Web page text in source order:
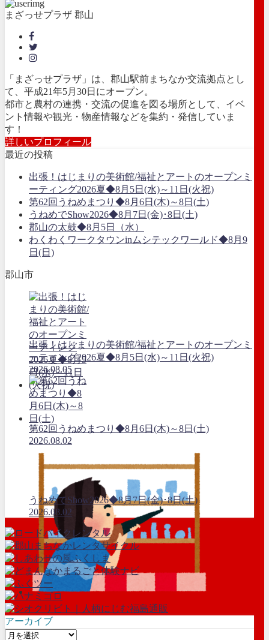
まざっせプラザ 郡山
「まざっせプラザ」は、郡山駅前まちなか交流拠点とし
て、平成21年5月30日にオープン。
都市と農村の連携・交流の促進を図る場所として、イベ
ント情報や観光・物産情報などを集約・発信していま
す！
詳しいプロフィール
最近の投稿
出張！はじまりの美術館/福祉とアートのオープンミ
ーティング2026夏◆8月5日(水)～11日(火祝)
第62回うねめまつり◆8月6日(木)～8日(土)
うねめでShow2026◆8月7日(金)･8日(土)
郡山の太鼓◆8月5日（水）
わくわくワークタウンinムシテックワールド◆8月9
日(日)
郡山市
出張！はじまりの美術館/福祉とアートのオープンミ
ーティング2026夏◆8月5日(水)～11日(火祝)
2026.08.05
第62回うねめまつり◆8月6日(木)～8日(土)
2026.08.02
うねめでShow2026◆8月7日(金)･8日(土)
2026.08.02
アーカイブ
ア